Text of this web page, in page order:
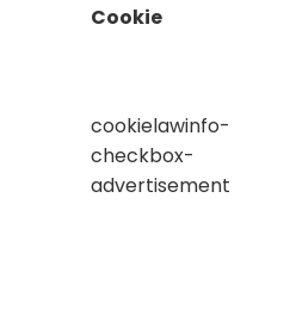
Cookie
cookielawinfo-
checkbox-
advertisement